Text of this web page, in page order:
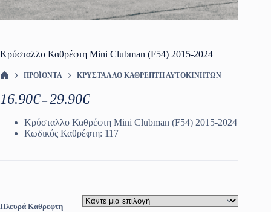
Κρύσταλλο Καθρέφτη Mini Clubman (F54) 2015-2024
ΠΡΟΪΌΝΤΑ ΚΡΎΣΤΑΛΛΟ ΚΑΘΡΈΠΤΗ ΑΥΤΟΚΙΝΗΤΩΝ
16.90€ – 29.90€Price
16.90€
through
29.90€
Κρύσταλλο Καθρέφτη Mini Clubman (F54) 2015-2024
Κωδικός Καθρέφτη: 117
Πλευρά Καθρεφτη